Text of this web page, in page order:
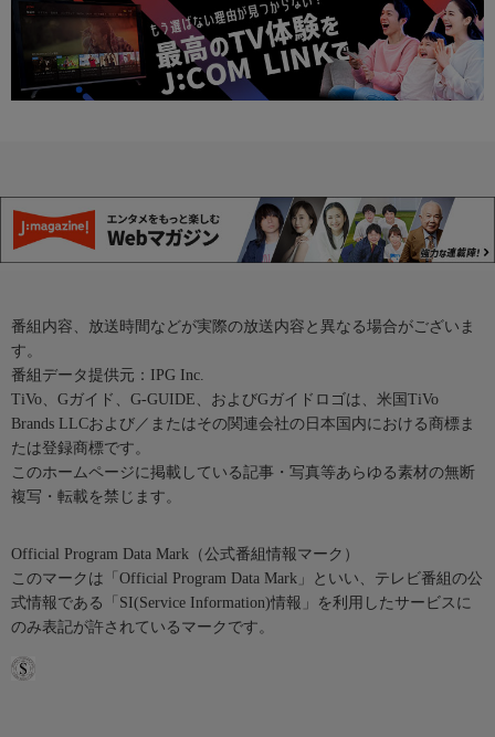
番組内容、放送時間などが実際の放送内容と異なる場合がございま
す。
番組データ提供元：IPG Inc.
TiVo、Gガイド、G-GUIDE、およびGガイドロゴは、米国TiVo
Brands LLCおよび／またはその関連会社の日本国内における商標ま
たは登録商標です。
このホームページに掲載している記事・写真等あらゆる素材の無断
複写・転載を禁じます。
Official Program Data Mark（公式番組情報マーク）
このマークは「Official Program Data Mark」といい、テレビ番組の公
式情報である「SI(Service Information)情報」を利用したサービスに
のみ表記が許されているマークです。